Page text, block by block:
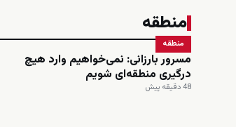
منطقه
منطقه
مسرور بارزانی: نمی‌خواهیم وارد هیچ
درگیری منطقه‌ای شویم
48 دقیقه پیش